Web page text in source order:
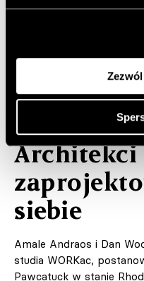
ARCHITEKTURA
Dom w
Architekci
siebie
Amale Andraos i Dan
studia WORKac,
Pawcatuck w stanie